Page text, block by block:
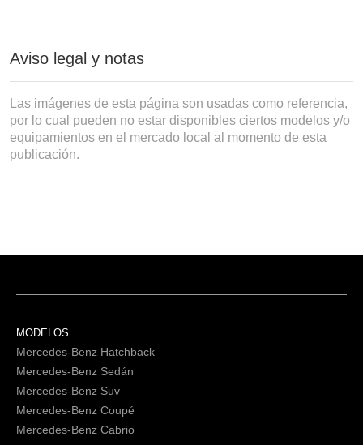
Aviso legal y notas
Las imágenes de esta página son usadas como referencia,
por lo cual pueden no estar disponibles ciertos modelos y/o
equipamientos en el mercado local al momento de esta
publicación.
MODELOS
Mercedes-Benz Hatchback
Mercedes-Benz Sedán
Mercedes-Benz Suv
Mercedes-Benz Coupé
Mercedes-Benz Cabrio